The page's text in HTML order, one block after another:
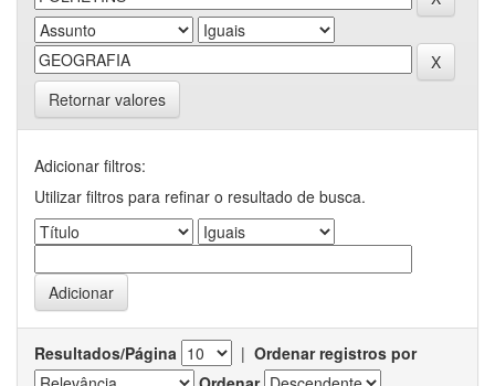
Retornar valores
Adicionar filtros:
Utilizar filtros para refinar o resultado de busca.
Resultados/Página | Ordenar registros por